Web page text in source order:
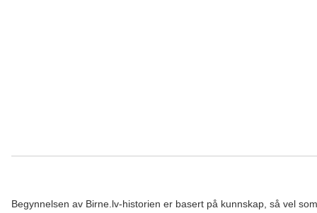
Begynnelsen av Birne.lv-historien er basert på kunnskap, så vel som